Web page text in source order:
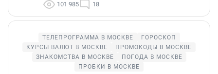
101 985 18
ТЕЛЕПРОГРАММА В МОСКВЕ
ГОРОСКОП
КУРСЫ ВАЛЮТ В МОСКВЕ
ПРОМОКОДЫ В МОСКВЕ
ЗНАКОМСТВА В МОСКВЕ
ПОГОДА В МОСКВЕ
ПРОБКИ В МОСКВЕ